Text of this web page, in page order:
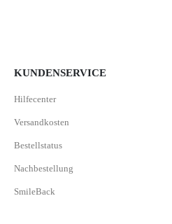
KUNDENSERVICE
Hilfecenter
Versandkosten
Bestellstatus
Nachbestellung
SmileBack